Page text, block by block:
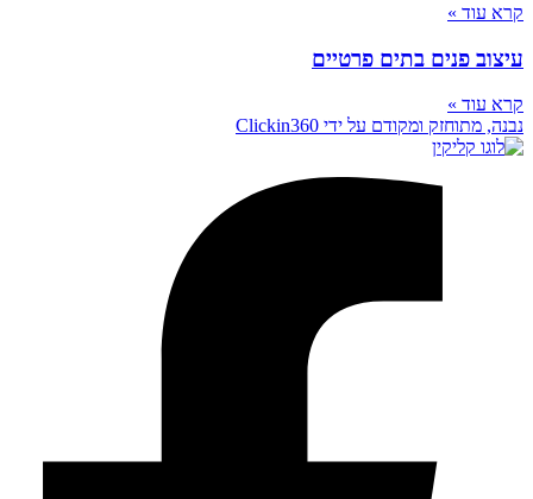
קרא עוד »
עיצוב פנים בתים פרטיים
קרא עוד »
נבנה, מתוחזק ומקודם על ידי Clickin360